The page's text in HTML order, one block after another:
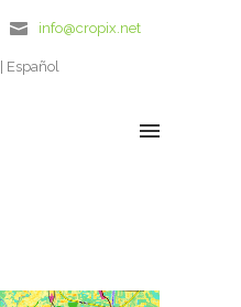
info@cropix.net
Español